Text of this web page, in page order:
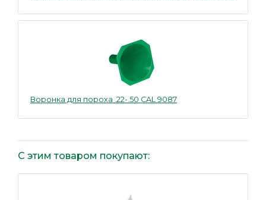
Воронка для пороха .22-.50 CAL 9087
С этим товаром покупают: